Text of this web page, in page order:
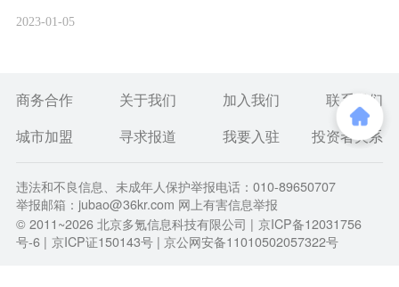
2023-01-05
商务合作 关于我们 加入我们
联系我们
城市加盟
寻求报道 我要入驻 投资者关系
违法和不良信息、未成年人保护举报电话：010-89650707
举报邮箱：jubao@36kr.com 网上有害信息举报
© 2011~2026北京多氪信息科技有限公司 | 京ICP备12031756
号-6 | 京ICP证150143号 | 京公网安备11010502057322号